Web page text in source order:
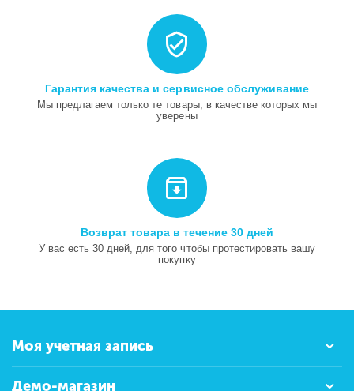
Гарантия качества и сервисное обслуживание
Мы предлагаем только те товары, в качестве которых мы
уверены
Возврат товара в течение 30 дней
У вас есть 30 дней, для того чтобы протестировать вашу
покупку
Моя учетная запись
Демо-магазин